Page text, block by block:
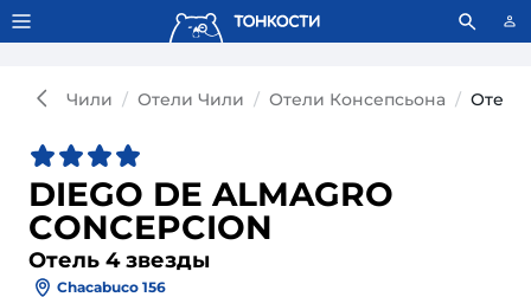
Тонкости используют сookie-файлы. Что это значит?
Чили Отели Чили Отели Консепсьона Отель
DIEGO DE ALMAGRO
CONCEPCION
Отель 4 звезды
Chacabuco 156